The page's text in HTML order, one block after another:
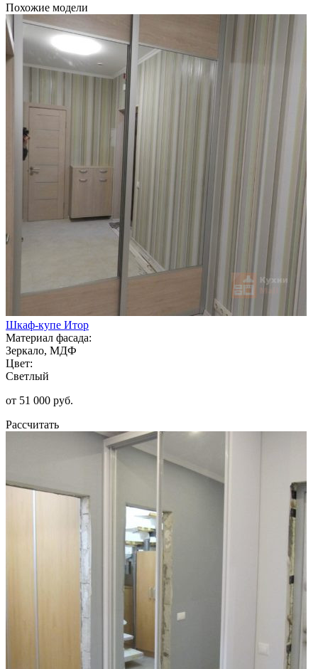
Похожие модели
Шкаф-купе Итор
Материал фасада:
Зеркало, МДФ
Цвет:
Светлый
от 51 000 руб.
Рассчитать